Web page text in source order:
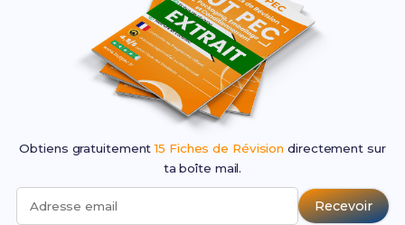
Obtiens gratuitement15 Fiches de Révision directement sur
ta boîte mail.
Adresse email Recevoir